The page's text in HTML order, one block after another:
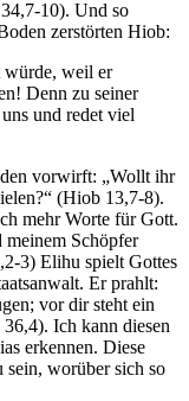
10). Und so
zerstörten Hiob:
würde, weil er
Denn zu seiner
und redet viel
vorwirft: „Wollt ihr
(Hiob 13,7-8).
mehr Worte für Gott.
Schöpfer
3) Elihu spielt Gottes
Er prahlt:
vor dir steht ein
Ich kann diesen
erkennen. Diese
sein, worüber sich so